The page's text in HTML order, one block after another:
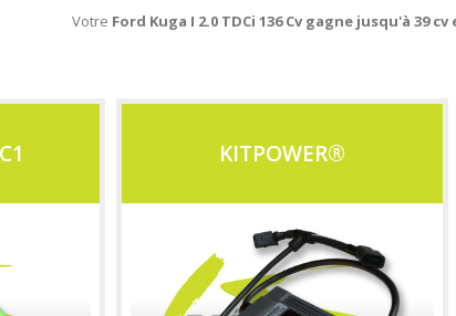
Votre Ford Kuga I 2.0 TDCi 136 Cv gagne jusqu'à 39 cv
KITPOWER®